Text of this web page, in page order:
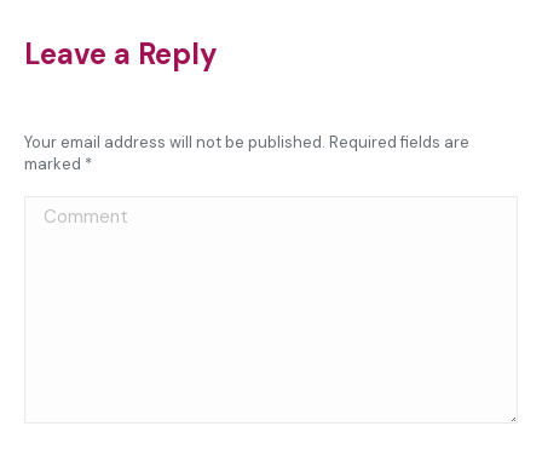
Leave a Reply
Your email address will not be published. Required fields are
marked *
Comment